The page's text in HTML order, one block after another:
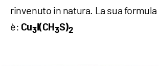
rinvenuto in natura. La sua
è: Cu3I(CH3S)2